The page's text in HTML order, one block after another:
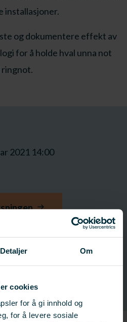
Detaljer Om
cookies
for å gi innhold og
for å levere sosiale
installasjoner.
og dokumentere effekt av
for å holde hval unna not
ringnot.
2021 14:00